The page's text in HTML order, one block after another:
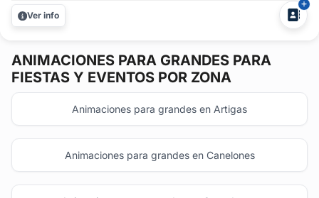
despedidas, casamientos, cumpleaños y eventos
empresariales en todo el país. Con años de escenario y un
Ver info
ANIMACIONES PARA GRANDES PARA
FIESTAS Y EVENTOS POR ZONA
Animaciones para grandes en Artigas
Animaciones para grandes en Canelones